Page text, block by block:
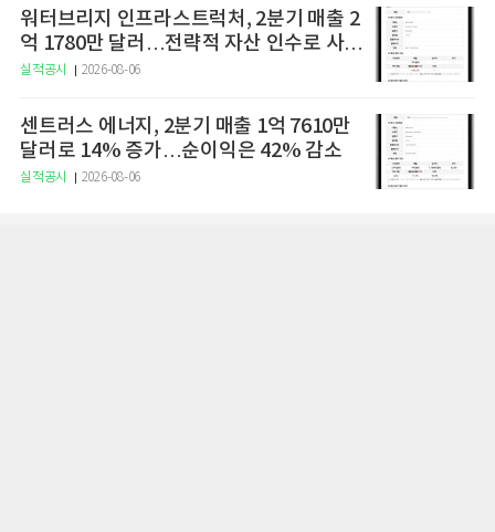
워터브리지 인프라스트럭처, 2분기 매출 2
억 1780만 달러…전략적 자산 인수로 사업
확장 속도
실적공시 2026-08-06
센트러스 에너지, 2분기 매출 1억 7610만
달러로 14% 증가…순이익은 42% 감소
실적공시 2026-08-06